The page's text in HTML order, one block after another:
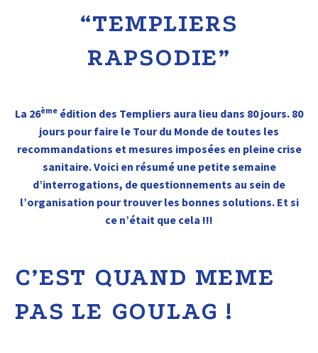
“TEMPLIERS
RAPSODIE”
La 26ème édition des Templiers aura lieu dans 80 jours. 80
jours pour faire le Tour du Monde de toutes les
recommandations et mesures imposées en pleine crise
sanitaire. Voici en résumé une petite semaine
d’interrogations, de questionnements au sein de
l’organisation pour trouver les bonnes solutions. Et si
ce n’était que cela !!!
C’EST QUAND MEME
PAS LE GOULAG !